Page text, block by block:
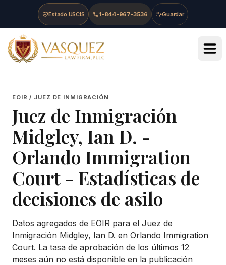
Skip to main content
Skip to navigation
Skip to footer
Estado USCIS 1-844-967-3536 Guardar
Vasquez Law Firm - Home
EOIR / JUEZ DE INMIGRACIÓN
Juez de Inmigración
Midgley, Ian D. -
Orlando Immigration
Court - Estadísticas de
decisiones de asilo
Datos agregados de EOIR para el Juez de
Inmigración Midgley, Ian D. en Orlando Immigration
Court. La tasa de aprobación de los últimos 12
meses aún no está disponible en la publicación